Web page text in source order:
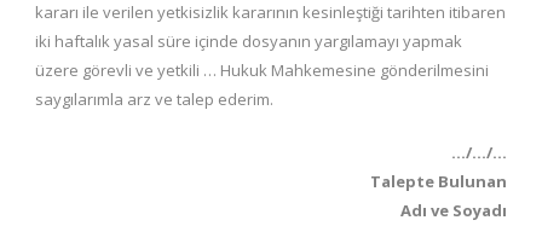
kararı ile verilen yetkisizlik kararının kesinleştiği tarihten itibaren
iki haftalık yasal süre içinde dosyanın yargılamayı yapmak
üzere görevli ve yetkili … Hukuk Mahkemesine gönderilmesini
saygılarımla arz ve talep ederim.
…/…/…
Talepte Bulunan
Adı ve Soyadı